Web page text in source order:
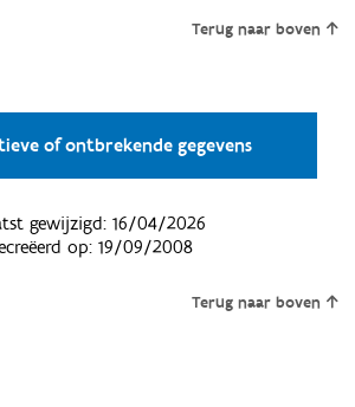
Terug naar boven
of ontbrekende gegevens
gewijzigd: 16/04/2026
op:19/09/2008
Terug naar boven